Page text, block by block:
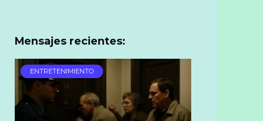
Mensajes recientes:
ENTRETENIMIENTO